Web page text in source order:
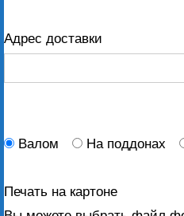
Адрес доставки
Валом На поддонах
Печать на картоне